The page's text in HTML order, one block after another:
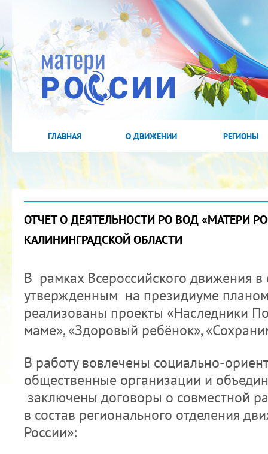
ГЛАВНАЯ О ДВИЖЕНИИ РЕГИОНЫ
ОТЧЕТ О ДЕЯТЕЛЬНОСТИ РО ВОД «МАТЕРИ
КАЛИНИНГРАДСКОЙ ОБЛАСТИ
В рамках Всероссийского движения в
утвержденным на президиуме
реализованы проекты «Наследники
маме», «Здоровый ребёнок»,
В работу вовлечены социально-
общественные организации и
заключены договоры о совместной
в состав регионального отделения
России»:
КУБОК ДРУЖБЫ
02.09.2019